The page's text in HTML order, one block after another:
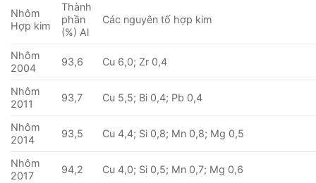
Nhôm
Hợp kim
Thành
phần
(%) Al
Các nguyên tố hợp kim
Nhôm
2004
93,6 Cu 6,0; Zr 0,4
Nhôm
2011
93,7 Cu 5,5; Bi 0,4; Pb 0,4
Nhôm
2014
93,5 Cu 4,4; Si 0,8; Mn 0,8; Mg 0,5
Nhôm
2017
94,2 Cu 4,0; Si 0,5; Mn 0,7; Mg 0,6